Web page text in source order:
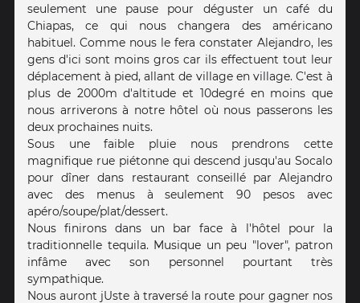
seulement une pause pour déguster un café du
Chiapas, ce qui nous changera des américano
habituel. Comme nous le fera constater Alejandro, les
gens d'ici sont moins gros car ils effectuent tout leur
déplacement à pied, allant de village en village. C'est à
plus de 2000m d'altitude et 10degré en moins que
nous arriverons à notre hôtel où nous passerons les
deux prochaines nuits.
Sous une faible pluie nous prendrons cette
magnifique rue piétonne qui descend jusqu'au Socalo
pour dîner dans restaurant conseillé par Alejandro
avec des menus à seulement 90 pesos avec
apéro/soupe/plat/dessert.
Nous finirons dans un bar face à l'hôtel pour la
traditionnelle tequila. Musique un peu "lover", patron
infâme avec son personnel pourtant très
sympathique.
Nous auront jUste à traversé la route pour gagner nos